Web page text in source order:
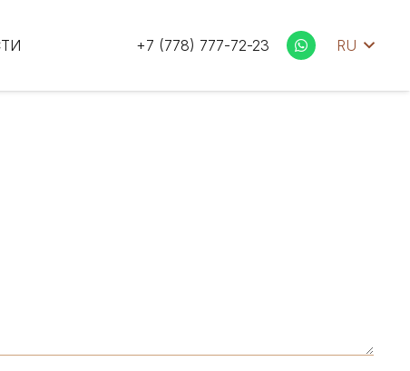
+7 (778) 777-72-23 RU